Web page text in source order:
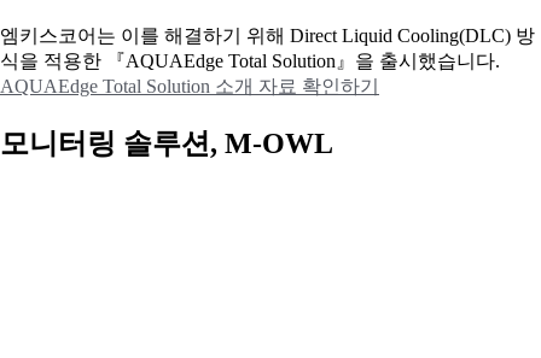
엠키스코어는 이를 해결하기 위해 Direct Liquid Cooling(DLC) 방
식을 적용한 『AQUAEdge Total Solution』을 출시했습니다.
AQUAEdge Total Solution 소개 자료 확인하기
모니터링 솔루션, M-OWL